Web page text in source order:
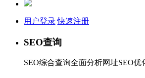
用户登录 快速注册
SEO查询
SEO综合查询全面分析网址SEO